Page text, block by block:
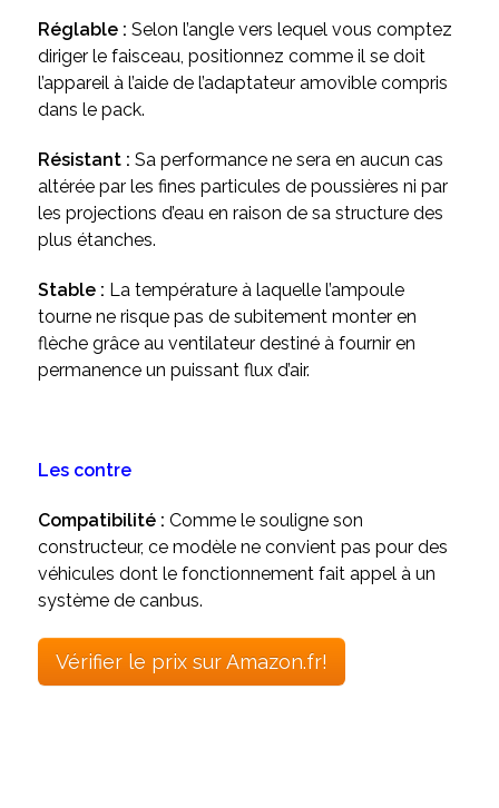
Réglable : Selon l’angle vers lequel vous comptez
diriger le faisceau, positionnez comme il se doit
l’appareil à l’aide de l’adaptateur amovible compris
dans le pack.
Résistant : Sa performance ne sera en aucun cas
altérée par les fines particules de poussières ni par
les projections d’eau en raison de sa structure des
plus étanches.
Stable : La température à laquelle l’ampoule
tourne ne risque pas de subitement monter en
flèche grâce au ventilateur destiné à fournir en
permanence un puissant flux d’air.
Les contre
Compatibilité : Comme le souligne son
constructeur, ce modèle ne convient pas pour des
véhicules dont le fonctionnement fait appel à un
système de canbus.
Vérifier le prix sur Amazon.fr!